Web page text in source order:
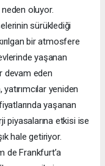
oluyor.
sürüklediği
bir atmosfere
yaşanan
devam eden
yeniden
yaşanan
piyasalarına etkisi ise
hale getiriyor.
de Frankfurt’a